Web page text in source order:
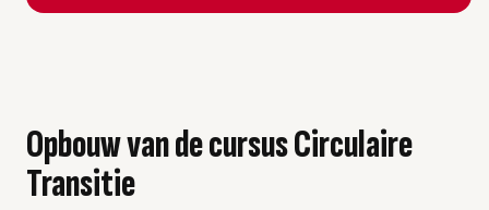
Opbouw van de cursus Circulaire
Transitie